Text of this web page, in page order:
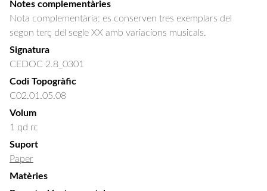
Notes complementàries
Nota complementària: es conserven tres exemplars del
segon terç del segle XX amb variacions musicals.
Signatura
CEDOC 2.8_0301
Codi Topogràfic
C02.01.05.08
Volum
1 qd rc
Suport
Paper
Matèries